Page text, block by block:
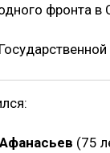
фронта в
(75